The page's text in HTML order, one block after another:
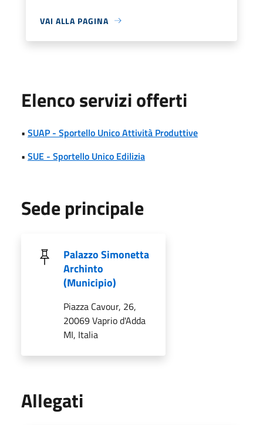
VAI ALLA PAGINA
Elenco servizi offerti
• SUAP - Sportello Unico Attività Produttive
• SUE - Sportello Unico Edilizia
Sede principale
Palazzo Simonetta
Archinto
(Municipio)
Piazza Cavour, 26,
20069 Vaprio d'Adda
MI, Italia
Allegati